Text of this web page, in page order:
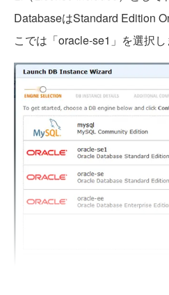
DatabaseはStandard Edition
こでは「oracle-se1」を選択し